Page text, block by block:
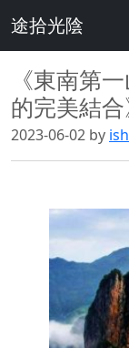
途拾光陰
《東南第
的完美結
2023-06-02 by